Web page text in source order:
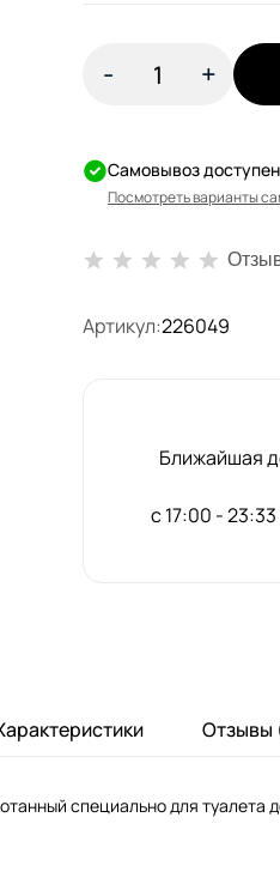
- +
Самовывоз
Посмотреть варианты
Артикул:226049
Ближайшая
с 17:00 -
Отзывы
специально для туалета